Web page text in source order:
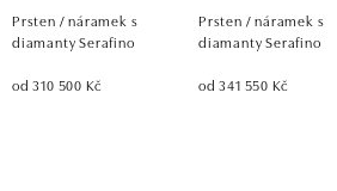
Prsten / náramek s
diamanty Serafino
od 310 500 Kč
Prsten / náramek s
diamanty Serafino
od 341 550 Kč